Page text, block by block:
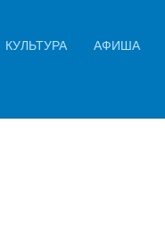
КУЛЬТУРА АФИША